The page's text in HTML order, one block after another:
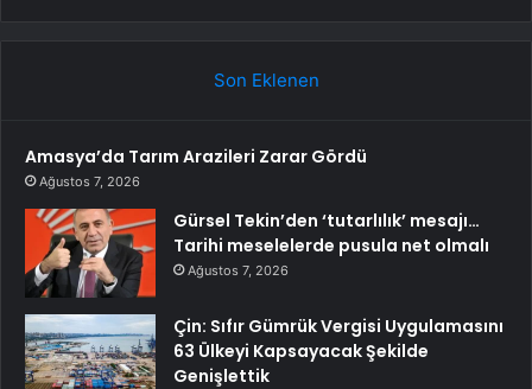
Son Eklenen
Amasya’da Tarım Arazileri Zarar Gördü
Ağustos 7, 2026
Gürsel Tekin’den ‘tutarlılık’ mesajı…
Tarihi meselelerde pusula net olmalı
Ağustos 7, 2026
Çin: Sıfır Gümrük Vergisi Uygulamasını
63 Ülkeyi Kapsayacak Şekilde
Genişlettik